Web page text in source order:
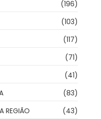
(196)
(103)
(117)
(71)
(41)
(83)
REGIÃO
(43)